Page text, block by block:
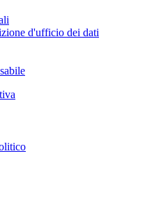
d'ufficio dei dati